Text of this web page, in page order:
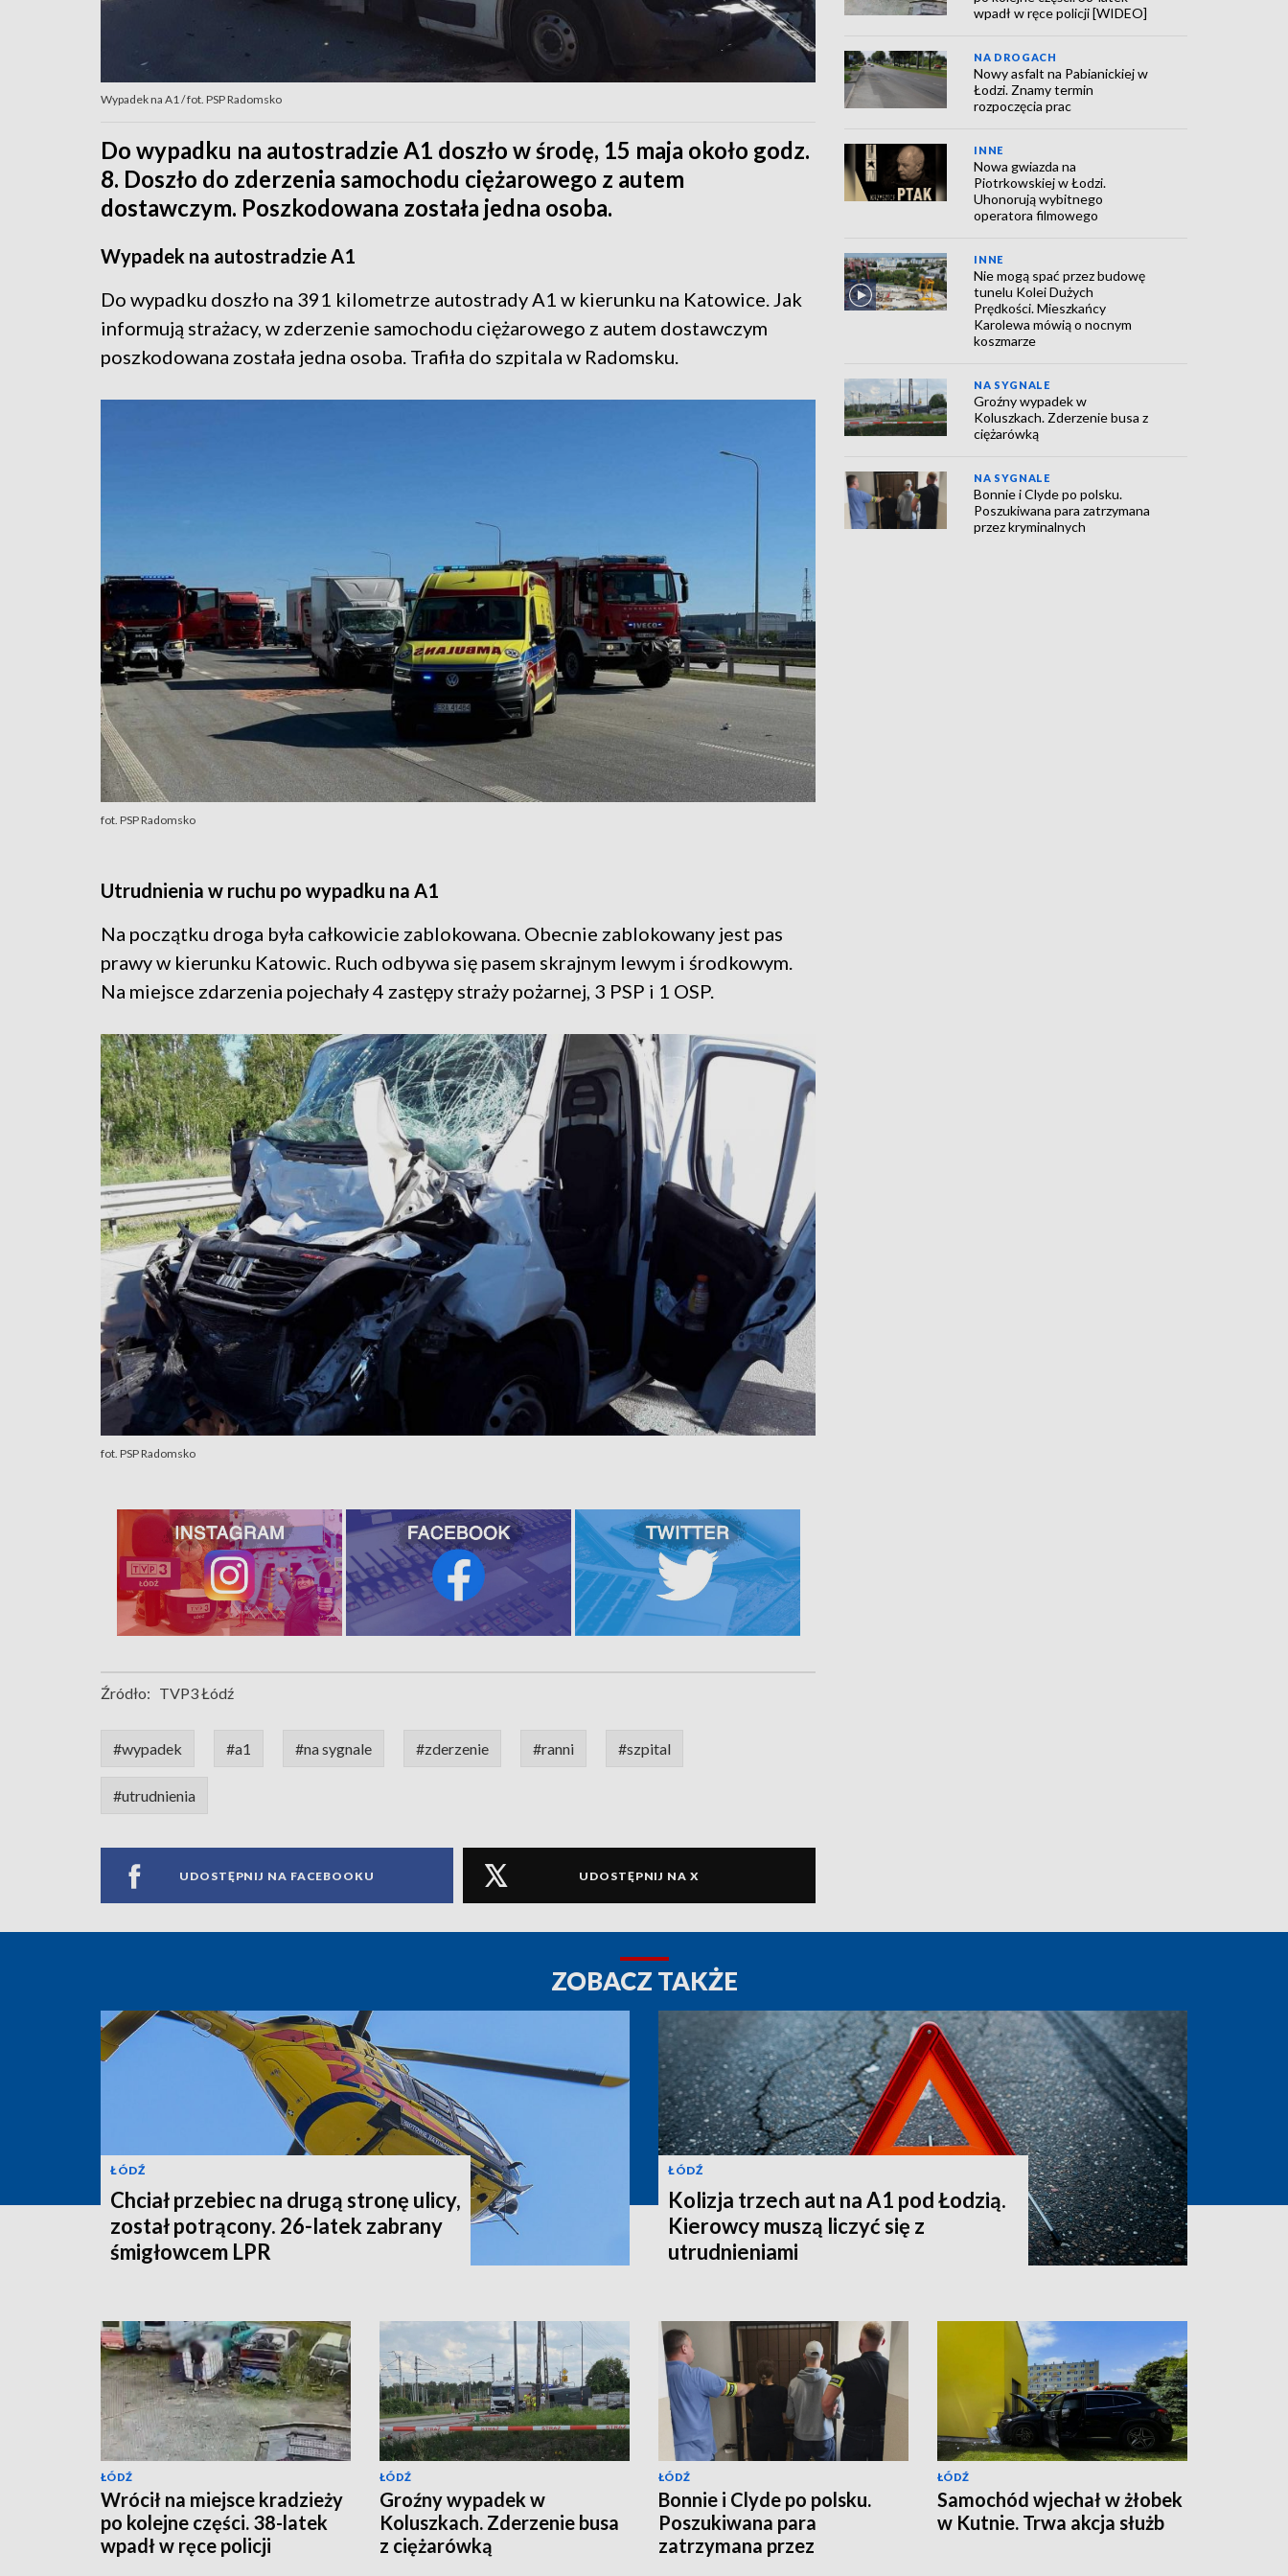
Wypadek na A1 / fot. PSP Radomsko
Do wypadku na autostradzie A1 doszło w środę, 15 maja około godz.
8. Doszło do zderzenia samochodu ciężarowego z autem
dostawczym. Poszkodowana została jedna osoba.
Wypadek na autostradzie A1
Do wypadku doszło na 391 kilometrze autostrady A1 w kierunku na Katowice. Jak
informują strażacy, w zderzenie samochodu ciężarowego z autem dostawczym
poszkodowana została jedna osoba. Trafiła do szpitala w Radomsku.
fot. PSP Radomsko
Utrudnienia w ruchu po wypadku na A1
Na początku droga była całkowicie zablokowana. Obecnie zablokowany jest pas
prawy w kierunku Katowic. Ruch odbywa się pasem skrajnym lewym i środkowym.
Na miejsce zdarzenia pojechały 4 zastępy straży pożarnej, 3 PSP i 1 OSP.
fot. PSP Radomsko
Źródło: TVP3 Łódź
#wypadek #a1 #na sygnale #zderzenie #ranni #szpital
#utrudnienia
UDOSTĘPNIJ NA FACEBOOKU UDOSTĘPNIJ NA X
wpadł w ręce policji [WIDEO]
NA DROGACH
Nowy asfalt na Pabianickiej w
Łodzi. Znamy termin
rozpoczęcia prac
INNE
Nowa gwiazda na
Piotrkowskiej w Łodzi.
Uhonorują wybitnego
operatora filmowego
INNE
Nie mogą spać przez budowę
tunelu Kolei Dużych
Prędkości. Mieszkańcy
Karolewa mówią o nocnym
koszmarze
NA SYGNALE
Groźny wypadek w
Koluszkach. Zderzenie busa z
ciężarówką
NA SYGNALE
Bonnie i Clyde po polsku.
Poszukiwana para zatrzymana
przez kryminalnych
ZOBACZ TAKŻE
ŁÓDŹ
Chciał przebiec na drugą stronę ulicy,
został potrącony. 26-latek zabrany
śmigłowcem LPR
ŁÓDŹ
Kolizja trzech aut na A1 pod Łodzią.
Kierowcy muszą liczyć się z
utrudnieniami
ŁÓDŹ
Wrócił na miejsce kradzieży
po kolejne części. 38-latek
wpadł w ręce policji
ŁÓDŹ
Groźny wypadek w
Koluszkach. Zderzenie busa
z ciężarówką
ŁÓDŹ
Bonnie i Clyde po polsku.
Poszukiwana para
zatrzymana przez
ŁÓDŹ
Samochód wjechał w żłobek
w Kutnie. Trwa akcja służb